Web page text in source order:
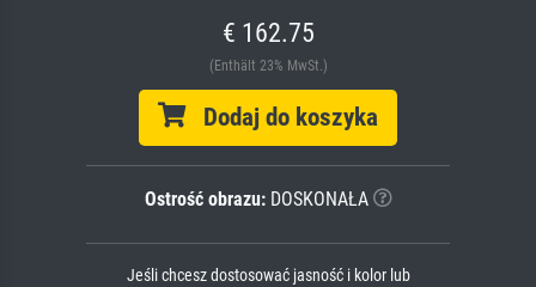
€ 162.75
(Enthält 23% MwSt.)
Dodaj do koszyka
Ostrość obrazu:DOSKONAŁA
Jeśli chcesz dostosować jasność i kolor lub